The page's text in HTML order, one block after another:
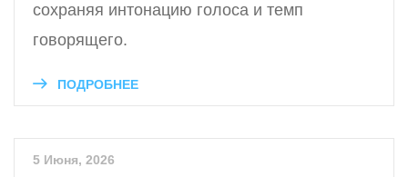
сохраняя интонацию голоса и темп
говорящего.
ПОДРОБНЕЕ
5 Июня, 2026